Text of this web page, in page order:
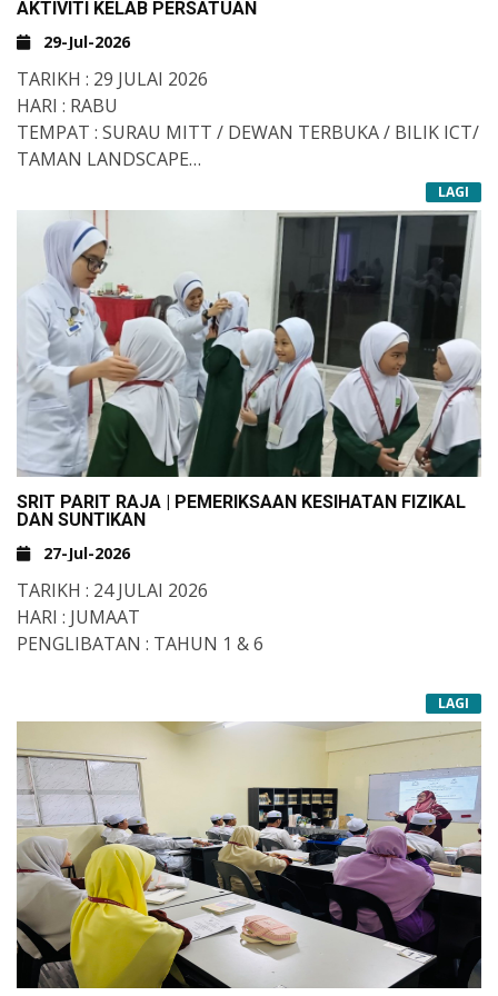
#PASIRGUDANG
#JOHOR
AKTIVITI KELAB PERSATUAN
29-Jul-2026
TARIKH : 29 JULAI 2026
HARI : RABU
TEMPAT : SURAU MITT / DEWAN TERBUKA / BILIK ICT/
TAMAN LANDSCAPE
#KOKURIKULUM#TAHFIZ #MITT #TAHFIZMITT
#KOKU #KOOKUSMIT #KOKUMITT #KOKURIKULUM
#TAHFIZMITTPASIRGUDANG#SRITPASIRGUDANG
#SMITPARITRAJA #MAAHADTAHFIZCHAMEK
#MAAHADJOHOR #TAHFIZALQURAN
#MAAHADTAHFIZ #DARULQURANPASIRGUDANG
#TAHFIZMALAYSIA #MAAHAD #SMITPASIRGUDANG
#MITT #MITTPASIRGUDANG #DARULQURANCHAMEK
#KELABICTMITT #KELABROBOTIKMITT
#KELABNASYIDMITT #KELABBAHASAMITT
LAGI
SRIT PARIT RAJA | PEMERIKSAAN KESIHATAN FIZIKAL
DAN SUNTIKAN
27-Jul-2026
TARIKH : 24 JULAI 2026
HARI : JUMAAT
PENGLIBATAN : TAHUN 1 & 6
LAGI